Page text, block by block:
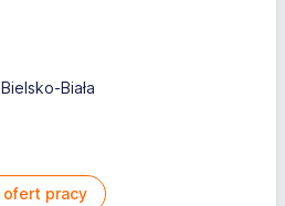
Bielsko-Biała
ofert pracy